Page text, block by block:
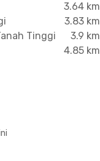
3.64 km
3.83 km
Tinggi
3.9 km
4.85 km